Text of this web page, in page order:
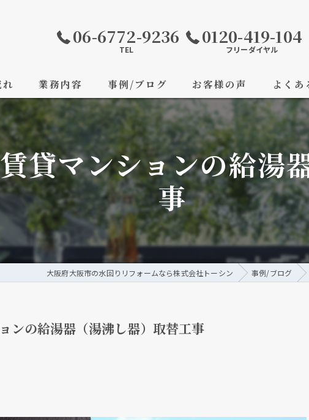
06-6772-9236
TEL
0120-419-104
フリーダイヤル
業務内容 事例/ブログ お客様の声 よくあ
貸マンションの給湯
事
大阪府大阪市の水回りリフォームなら株式会社トーシン 事例/ブログ
の給湯器（湯沸し器）取替工事